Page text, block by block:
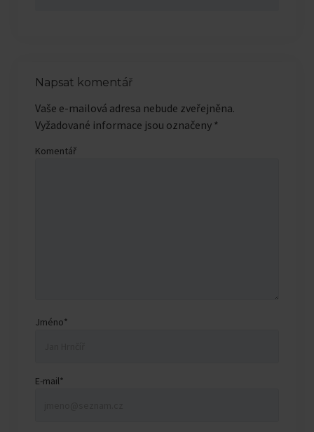
Napsat komentář
Vaše e-mailová adresa nebude zveřejněna.
Vyžadované informace jsou označeny *
Komentář
Jméno*
E-mail*